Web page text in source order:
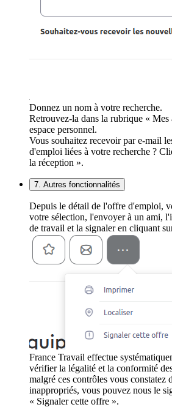
Donnez un nom à votre recherche.
Retrouvez-la dans la rubrique «
espace personnel.
Vous souhaitez recevoir par e-mail
d'emploi liées à votre recherche ?
la réception ».
7. Autres fonctionnalités
Depuis le détail de l'offre d'emploi,
votre sélection, l'envoyer à un ami,
de travail et la signaler en cliquant
France Travail effectue
vérifier la légalité et la conformité
malgré ces contrôles vous constatez
inappropriés, vous pouvez nous le
« Signaler cette offre ».